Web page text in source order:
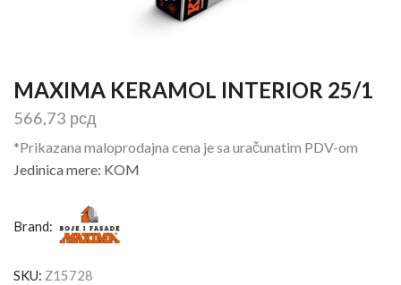
MAXIMA KERAMOL INTERIOR 25/1
566,73 рсд
*Prikazana maloprodajna cena je sa uračunatim PDV-om
Jedinica mere: KOM
Brand:
SKU: Z15728